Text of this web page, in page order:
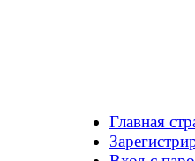
Главная